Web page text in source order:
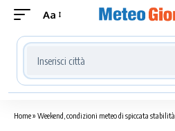
Aa
Cerca località meteo
Home» Weekend, condizioni meteo di spiccata stabilità